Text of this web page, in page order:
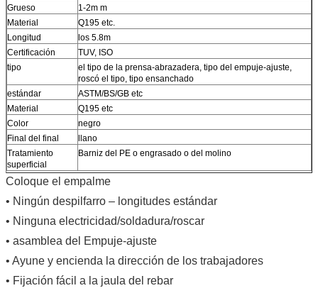
Grueso
1-2m m
Material
Q195 etc.
Longitud
los 5.8m
Certificación
TUV, ISO
tipo
el tipo de la prensa-abrazadera, tipo del empuje-ajuste,
roscó el tipo, tipo ensanchado
estándar
ASTM/BS/GB etc
Material
Q195 etc
Color
negro
Final del final
llano
Tratamiento
superficial
Barniz del PE o engrasado o del molino
Coloque el empalme
• Ningún despilfarro – longitudes estándar
• Ninguna electricidad/soldadura/roscar
• asamblea del Empuje-ajuste
• Ayune y encienda la dirección de los trabajadores
• Fijación fácil a la jaula del rebar